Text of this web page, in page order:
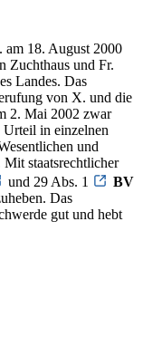
18. August 2000
Zuchthaus und Fr.
Landes. Das
von X. und die
2. Mai 2002 zwar
Urteil in einzelnen
und
Mit staatsrechtlicher
und 29 Abs. 1
BV
Das
gut und hebt